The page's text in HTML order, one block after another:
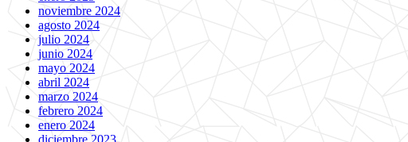
noviembre 2024
agosto 2024
julio 2024
junio 2024
mayo 2024
abril 2024
marzo 2024
febrero 2024
enero 2024
diciembre 2023